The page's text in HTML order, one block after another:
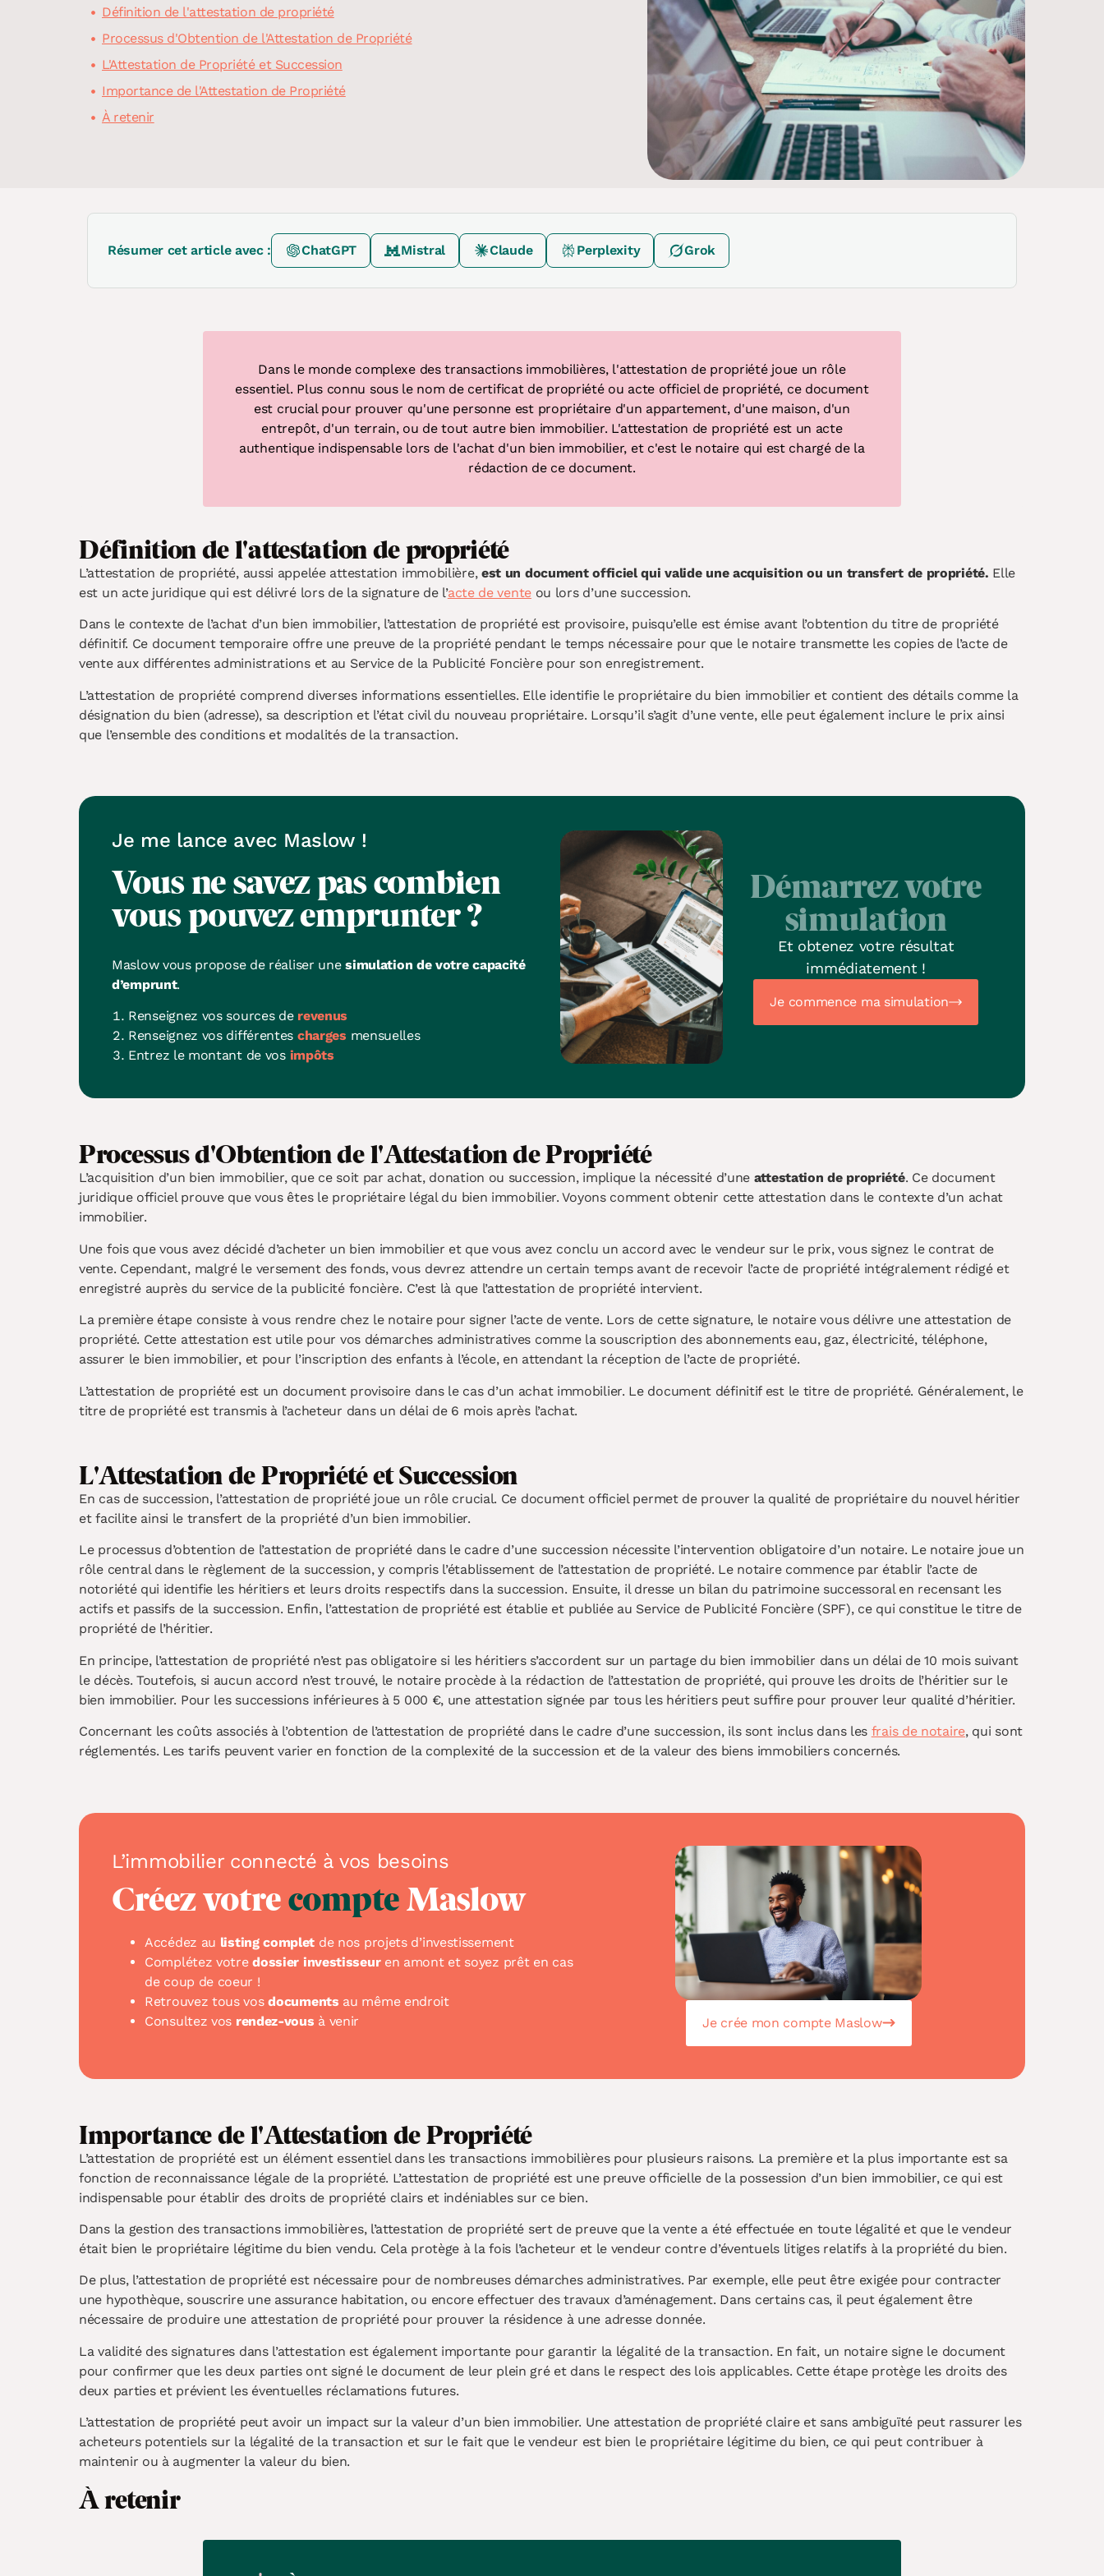
Définition de l'attestation de propriété
Processus d'Obtention de l'Attestation de Propriété
L'Attestation de Propriété et Succession
Importance de l'Attestation de Propriété
À retenir
Résumer cet article avec : ChatGPT Mistral Claude Perplexity Grok
Dans le monde complexe des transactions immobilières, l'attestation de propriété joue un rôle
essentiel. Plus connu sous le nom de certificat de propriété ou acte officiel de propriété, ce document
est crucial pour prouver qu'une personne est propriétaire d'un appartement, d'une maison, d'un
entrepôt, d'un terrain, ou de tout autre bien immobilier. L'attestation de propriété est un acte
authentiqueindispensable lors de l'achat d'un bien immobilier, et c'est le notaire qui est chargé de la
rédaction de ce document.
Définition de l'attestation de propriété
L’attestation de propriété, aussi appelée attestation immobilière,est un document officiel qui valide une acquisition ou un transfert de propriété. Elle
est un acte juridique qui est délivré lors de la signature de l’acte de venteou lors d’une succession.
Dans le contexte de l’achat d’un bien immobilier, l’attestation de propriété est provisoire, puisqu’elle est émise avant l’obtention du titre de propriété
définitif. Ce document temporaire offre une preuve de la propriété pendant le temps nécessaire pour que le notaire transmette les copies de l’acte de
vente aux différentes administrations et au Service de la Publicité Foncière pour son enregistrement.
L’attestation de propriété comprend diverses informations essentielles. Elle identifie le propriétaire du bien immobilier et contient des détails comme la
désignation du bien (adresse), sa description et l’état civil du nouveau propriétaire. Lorsqu’il s’agit d’une vente, elle peut également inclure le prix ainsi
que l’ensemble des conditions et modalités de la transaction.
Je me lance avec Maslow !
Vous ne savez pascombien
vous pouvez emprunter ?
Maslow vous propose de réaliser unesimulation de votre capacité
d’emprunt.
Renseignez vos sources de revenus
Renseignez vos différentes charges mensuelles
Entrez le montant de vos impôts
Démarrez votre
simulation
Et obtenez votre résultat
immédiatement !
Je commence ma simulation
Processus d'Obtention de l'Attestation de Propriété
L’acquisition d’un bien immobilier, que ce soit par achat, donation ou succession, implique la nécessité d’une attestation de propriété. Ce document
juridique officiel prouve que vous êtes le propriétaire légal du bien immobilier. Voyons comment obtenir cette attestation dans le contexte d’un achat
immobilier.
Une fois que vous avez décidé d’acheter un bien immobilier et que vous avez conclu un accord avec le vendeur sur le prix, vous signez le contrat de
vente. Cependant, malgré le versement des fonds, vous devrez attendre un certain temps avant de recevoir l’acte de propriété intégralement rédigé et
enregistré auprès du service de la publicité foncière. C’est là que l’attestation de propriété intervient.
La première étape consiste à vous rendre chez le notaire pour signer l’acte de vente. Lors de cette signature, le notaire vous délivre une attestation de
propriété. Cette attestation est utile pour vos démarches administratives comme la souscription des abonnements eau, gaz, électricité, téléphone,
assurer le bien immobilier, et pour l’inscription des enfants à l’école, en attendant la réception de l’acte de propriété.
L’attestation de propriété est un document provisoire dans le cas d’un achat immobilier. Le document définitif est le titre de propriété. Généralement, le
titre de propriété est transmis à l’acheteur dans un délai de 6 mois après l’achat.
L'Attestation de Propriété et Succession
En cas de succession, l’attestation de propriété joue un rôle crucial. Ce document officiel permet de prouver la qualité de propriétaire du nouvel héritier
et facilite ainsi le transfert de la propriété d’un bien immobilier.
Le processus d’obtention de l’attestation de propriété dans le cadre d’une succession nécessite l’intervention obligatoire d’un notaire. Le notaire joue un
rôle central dans le règlement de la succession, y compris l’établissement de l’attestation de propriété. Le notaire commence par établir l’acte de
notoriété qui identifie les héritiers et leurs droits respectifs dans la succession. Ensuite, il dresse un bilan du patrimoine successoral en recensant les
actifs et passifs de la succession. Enfin, l’attestation de propriété est établie et publiée au Service de Publicité Foncière (SPF), ce qui constitue le titre de
propriété de l’héritier.
En principe, l’attestation de propriété n’est pas obligatoire si les héritiers s’accordent sur un partage du bien immobilier dans un délai de 10 mois suivant
le décès. Toutefois, si aucun accord n’est trouvé, le notaire procède à la rédaction de l’attestation de propriété, qui prouve les droits de l’héritier sur le
bien immobilier. Pour les successions inférieures à 5 000 €, une attestation signée par tous les héritiers peut suffire pour prouver leur qualité d’héritier.
Concernant les coûts associés à l’obtention de l’attestation de propriété dans le cadre d’une succession, ils sont inclus dans les frais de notaire, qui sont
réglementés. Les tarifs peuvent varier en fonction de la complexité de la succession et de la valeur des biens immobiliers concernés.
L’immobilier connecté à vos besoins
Créez votrecompteMaslow
Accédez au listing complet de nos projets d’investissement
Complétez votredossier investisseuren amont et soyez prêt en cas
de coup de coeur !
Retrouvez tous vosdocuments au même endroit
Consultez vos rendez-vous à venir Je crée mon compte Maslow
Importance de l'Attestation de Propriété
L’attestation de propriété est un élément essentiel dans les transactions immobilières pour plusieurs raisons. La première et la plus importante est sa
fonction de reconnaissance légale de la propriété. L’attestation de propriété est une preuve officielle de la possession d’un bien immobilier, ce qui est
indispensable pour établir des droits de propriété clairs et indéniables sur ce bien.
Dans la gestion des transactions immobilières, l’attestation de propriété sert de preuve que la vente a été effectuée en toute légalité et que le vendeur
était bien le propriétaire légitime du bien vendu. Cela protège à la fois l’acheteur et le vendeur contre d’éventuels litiges relatifs à la propriété du bien.
De plus, l’attestation de propriété est nécessaire pour de nombreuses démarches administratives. Par exemple, elle peut être exigée pour contracter
une hypothèque, souscrire une assurance habitation, ou encore effectuer des travaux d’aménagement. Dans certains cas, il peut également être
nécessaire de produire une attestation de propriété pour prouver la résidence à une adresse donnée.
La validité des signatures dans l’attestation est également importante pour garantir la légalité de la transaction. En fait, un notaire signe le document
pour confirmer que les deux parties ont signé le document de leur plein gré et dans le respect des lois applicables. Cette étape protège les droits des
deux parties et prévient les éventuelles réclamations futures.
L’attestation de propriété peut avoir un impact sur la valeur d’un bien immobilier. Une attestation de propriété claire et sans ambiguïté peut rassurer les
acheteurs potentiels sur la légalité de la transaction et sur le fait que le vendeur est bien le propriétaire légitime du bien, ce qui peut contribuer à
maintenir ou à augmenter la valeur du bien.
À retenir